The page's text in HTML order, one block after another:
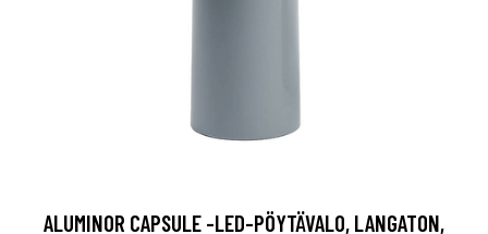
ALUMINOR CAPSULE -LED-PÖYTÄVALO, LANGATON,